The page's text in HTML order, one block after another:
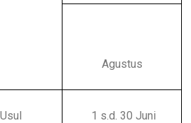
Agustus
Usul 1 s.d. 30 Juni